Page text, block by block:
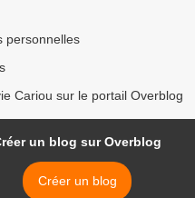
personnelles
Cariou sur le portail Overblog
un blog sur Overblog
Créer un blog